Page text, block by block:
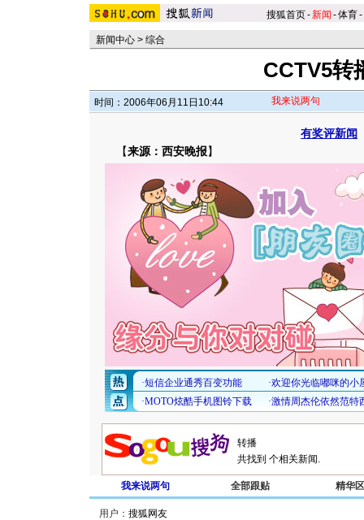
搜狐首页-新闻 -体育-
新闻中心 > 综合
CCTV5转
时间：2006年06月11日10:44 我来说两句
有奖评新闻
【来源：西安晚报】
共找到 个相关新闻.
我来说两句 全部跟贴 精华区
用户：